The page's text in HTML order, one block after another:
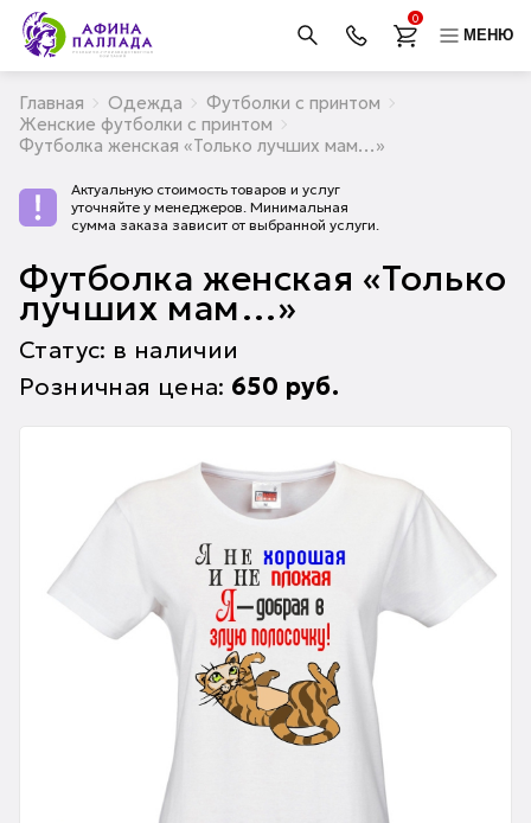
0
МЕНЮ
Главная Одежда
Футболки с принтом
Женские футболки с принтом
Футболка женская «Только лучших мам…»
Актуальную стоимость товаров и услуг
уточняйте у менеджеров. Минимальная
сумма заказа зависит от выбранной услуги.
Футболка женская «Только
лучших мам…»
Статус: в наличии
Розничная цена: 650 руб.